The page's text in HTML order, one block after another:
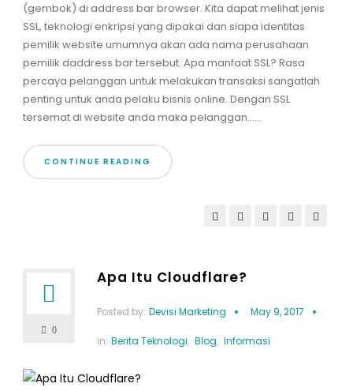
(gembok) di address bar browser. Kita dapat melihat jenis
SSL, teknologi enkripsi yang dipakai dan siapa identitas
pemilik website umumnya akan ada nama perusahaan
pemilik daddress bar tersebut. Apa manfaat SSL? Rasa
percaya pelanggan untuk melakukan transaksi sangatlah
penting untuk anda pelaku bisnis online. Dengan SSL
tersemat di website anda maka pelanggan......
CONTINUE READING
0
Apa Itu Cloudflare?
Posted by: Devisi Marketing May 9, 2017
in: Berita Teknologi, Blog, Informasi